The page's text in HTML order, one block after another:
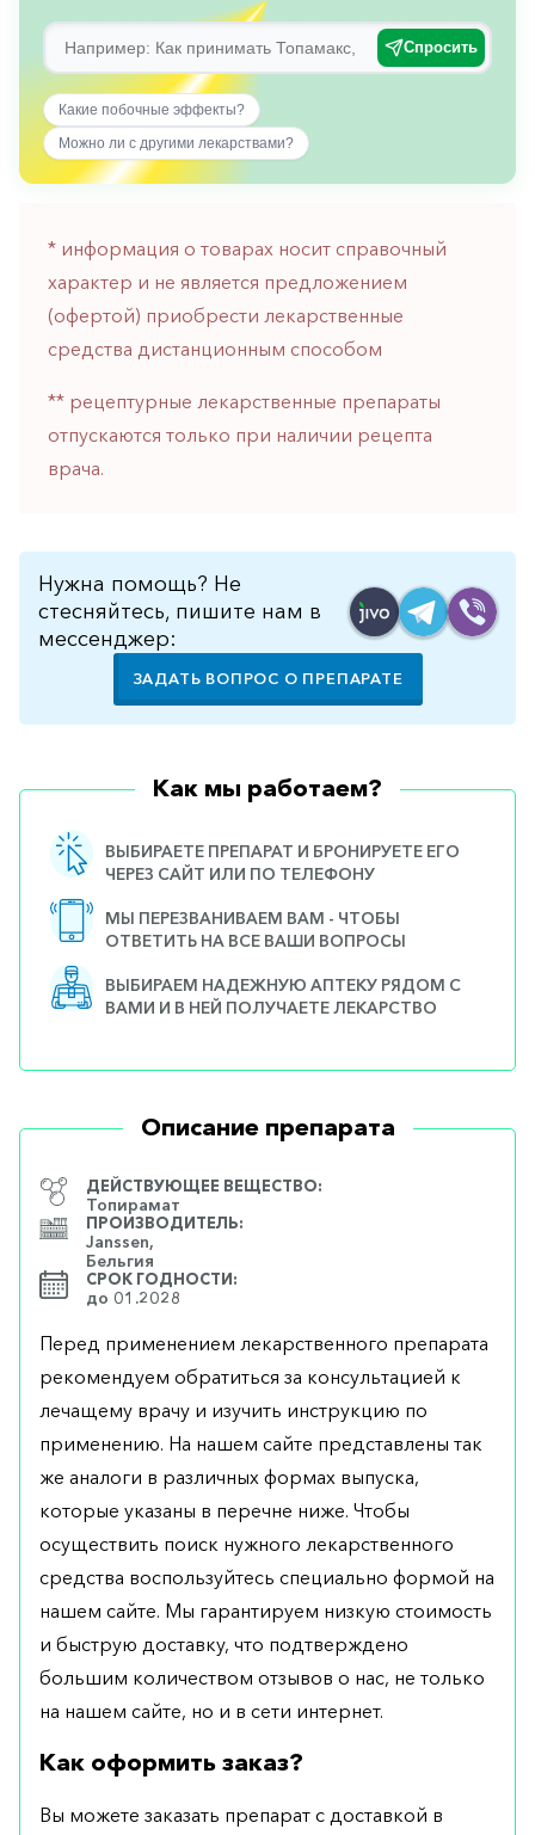
Сердечные
Сосудистые
Тромбозы
Урология
горло-
Хирургия
Щитовидная
Спросить
Какие побочные эффекты?
Можно ли с другими лекарствами?
* информация о товарах носит справочный
характер и не является предложением
(офертой) приобрести лекарственные
средства дистанционным способом
** рецептурные лекарственные препараты
отпускаются только при наличии рецепта
врача.
Нужна помощь? Не
стесняйтесь, пишите нам в
мессенджер:
ЗАДАТЬ ВОПРОС О ПРЕПАРАТЕ
Как мы работаем?
ВЫБИРАЕТЕ ПРЕПАРАТ И БРОНИРУЕТЕ ЕГО
ЧЕРЕЗ САЙТ ИЛИ ПО ТЕЛЕФОНУ
МЫ ПЕРЕЗВАНИВАЕМ ВАМ - ЧТОБЫ
ОТВЕТИТЬ НА ВСЕ ВАШИ ВОПРОСЫ
ВЫБИРАЕМ НАДЕЖНУЮ АПТЕКУ РЯДОМ С
ВАМИ И В НЕЙ ПОЛУЧАЕТЕ ЛЕКАРСТВО
Описание препарата
ДЕЙСТВУЮЩЕЕ ВЕЩЕСТВО:
Топирамат
ПРОИЗВОДИТЕЛЬ:
Janssen,
Бельгия
СРОК ГОДНОСТИ:
до 01.2028
Перед применением лекарственного препарата
рекомендуем обратиться за консультацией к
лечащему врачу и изучить инструкцию по
применению. На нашем сайте представлены так
же аналоги в различных формах выпуска,
которые указаны в перечне ниже. Чтобы
осуществить поиск нужного лекарственного
средства воспользуйтесь специально формой на
нашем сайте. Мы гарантируем низкую стоимость
и быструю доставку, что подтверждено
большим количеством отзывов о нас, не только
на нашем сайте, но и в сети интернет.
Как оформить заказ?
Вы можете заказать препарат с доставкой в